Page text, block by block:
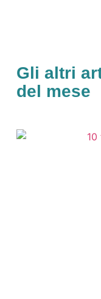
Gli altri
del mese